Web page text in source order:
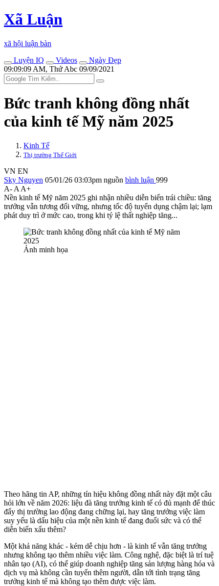
Xã Luận
xã hội luận bàn
Luyện IQ
Videos
Ngày Đẹp
09:09:09 AM, Thứ Abc 09/09/2021
Bức tranh không đồng nhất
của kinh tế Mỹ năm 2025
Kinh Tế
Thị trường Thế Giới
VN EN
Sky Nguyen 05/01/26 03:03pm nguồn bình luận 999
A- A A+
Nền kinh tế Mỹ năm 2025 ghi nhận nhiều diễn biến trái chiều: tăng
trưởng vẫn tương đối vững, nhưng tốc độ tuyển dụng chậm lại; lạm
phát duy trì ở mức cao, trong khi tỷ lệ thất nghiệp tăng...
Ảnh minh họa
Theo hãng tin AP, những tín hiệu không đồng nhất này đặt một câu
hỏi lớn về năm 2026: liệu đà tăng trưởng kinh tế có đủ mạnh để thúc
đẩy thị trường lao động đang chững lại, hay tăng trưởng việc làm
suy yếu là dấu hiệu của một nền kinh tế đang đuối sức và có thể
diễn biến xấu thêm?
Một khả năng khác - kém dễ chịu hơn - là kinh tế vẫn tăng trưởng
nhưng không tạo thêm nhiều việc làm. Công nghệ, đặc biệt là trí tuệ
nhân tạo (AI), có thể giúp doanh nghiệp tăng sản lượng hàng hóa và
dịch vụ mà không cần tuyển thêm người, dẫn tới tình trạng tăng
trưởng kinh tế mà không tạo thêm được việc làm.